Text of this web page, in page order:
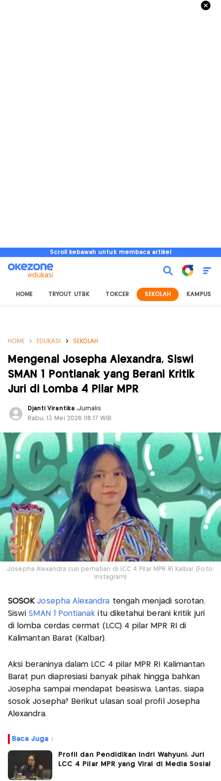
Scroll kebawah untuk membaca artikel
HOME TRYOUT UTBK TOKCER SEKOLAH KAMPUS
HOME EDUKASI SEKOLAH
Mengenal Josepha Alexandra, Siswi
SMAN 1 Pontianak yang Berani Kritik
Juri di Lomba 4 Pilar MPR
Djanti Virantika ,Jurnalis
Rabu, 13 Mei 2026 |18:17 WIB
Josepha Alexandra curi perhatian di LCC 4 Pilar MPR RI Kalbar. (Foto:
Instagram)
SOSOKJosepha Alexandra tengah menjadi sorotan.
SiswiSMAN 1 Pontianak itu diketahui berani kritik juri
di lomba cerdas cermat (LCC) 4 pilar MPR RI di
Kalimantan Barat (Kalbar).
Aksi beraninya dalam LCC 4 pilar MPR RI Kalimantan
Barat pun diapresiasi banyak pihak hingga bahkan
Josepha sampai mendapat beasiswa. Lantas, siapa
sosok Josepha? Berikut ulasan soal profil Josepha
Alexandra.
Baca Juga :
Profil dan Pendidikan Indri Wahyuni, Juri
LCC 4 Pilar MPR yang Viral di Media Sosial